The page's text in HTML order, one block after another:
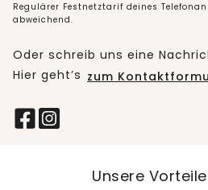
Regulärer Festnetztarif deines
abweichend.
Oder schreib uns eine
Hier geht’s zum
Unsere